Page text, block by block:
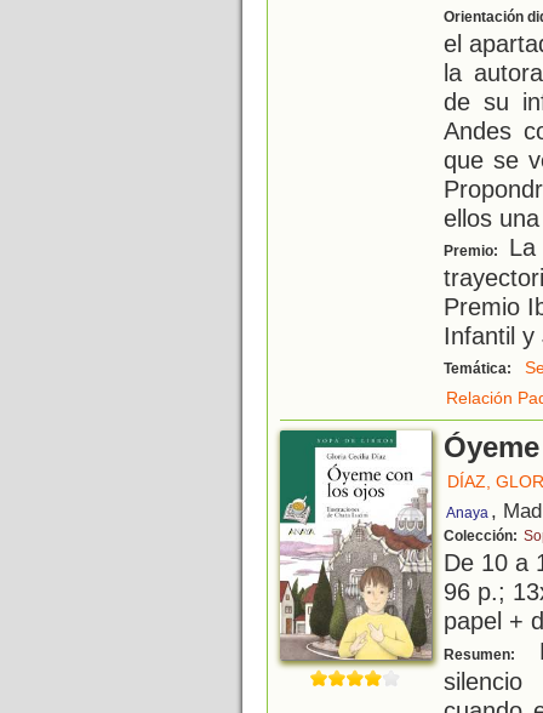
Orientación
el
la
de su
Andes
que se
ellos
Premio:
La
Premio
Infantil y
Temática:
Relación
DÍAZ,
Anaya ,
Colección:
De 10 a
96 p.;
papel +
Resumen: